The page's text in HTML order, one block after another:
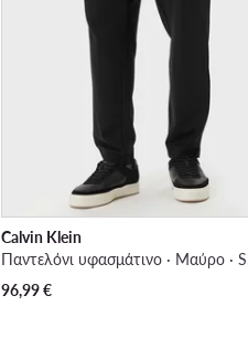
Calvin Klein
96,99€